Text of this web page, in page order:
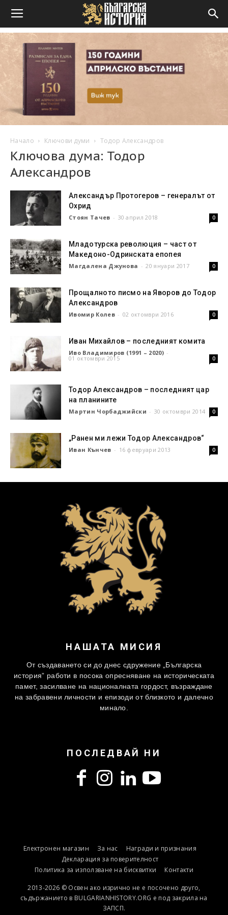
Начало Ключови думи Тодор Александров
Ключова дума: Тодор
Александров
Александър Протогеров – генералът от
Охрид
Стоян Тачев - 30 април 2018 0
Младотурска революция – част от
Македоно-Одринската епопея
Магдалена Джунова - 20 януари 2017 0
Прощалното писмо на Яворов до Тодор
Александров
Ивомир Колев - 02 октомври 2016 0
Иван Михайлов – последният комита
Иво Владимиров (1991 – 2020) -
01 октомври 2015 0
Тодор Александров – последният цар
на планините
Мартин Чорбаджийски - 30 октомври 2014 0
„Ранен ми лежи Тодор Александров“
Иван Кънчев - 16 февруари 2013 0
НАШАТА МИСИЯ
От създаването си до днес сдружение „Българска
история” работи в посока опресняване на историческата
памет, засилване на националната гордост, възраждане
на забравени личности и епизоди от близкото и далечно
минало.
ПОСЛЕДВАЙ НИ
Електронен магазин За нас
Награди и признания
Декларация за поверителност
Политика за използване на бисквитки
Контакти
2013-2026 © Освен ако изрично не е посочено друго,
съдържанието в BULGARIANHISTORY.ORG е под закрила на
ЗАПСП.